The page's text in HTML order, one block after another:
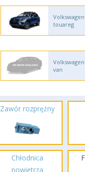
Volkswagen
touareg
Volkswagen
van
Zawór rozprężny
Chłodnica
powietrza